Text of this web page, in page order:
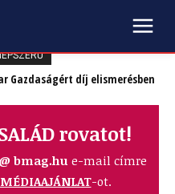
Gazdaságért díj elismerésben
rovatot!
bmag.hu e-mail címre
MÉDIAAJÁNLAT-ot.